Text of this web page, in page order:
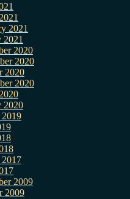
2021
2021
2020
2020
2020
2020
2020
2009
2009